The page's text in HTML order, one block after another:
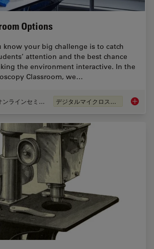
Options
know your big challenge is to catch
attention and the best chance
the environment interactive. In the
Classroom, we…
オンラインセミナー デジタルマイクロスコープ Digital